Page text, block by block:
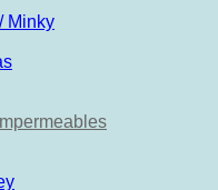
Minky